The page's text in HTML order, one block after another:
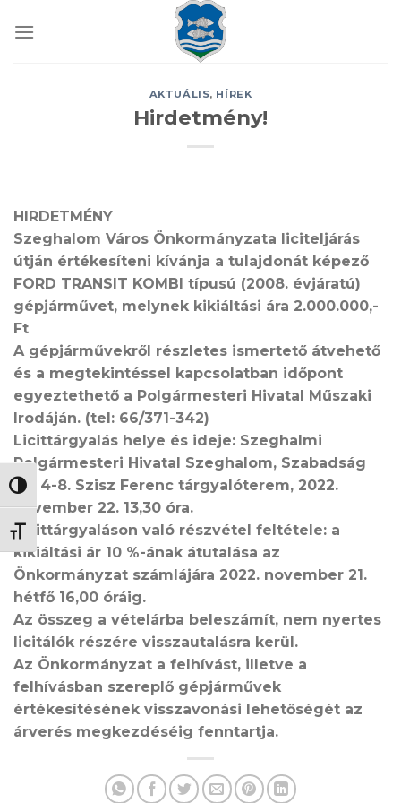
NAGY KONTRASZT VÁLTÁSA
BETŰMÉRET VÁLTÁSA
AKTUÁLIS, HÍREK
Hirdetmény!
HIRDETMÉNY
Szeghalom Város Önkormányzata liciteljárás
útján értékesíteni kívánja a tulajdonát képező
FORD TRANSIT KOMBI típusú (2008. évjáratú)
gépjárművet, melynek kikiáltási ára 2.000.000,-
Ft
A gépjárművekről részletes ismertető átvehető
és a megtekintéssel kapcsolatban időpont
egyeztethető a Polgármesteri Hivatal Műszaki
Irodáján. (tel: 66/371-342)
Licittárgyalás helye és ideje: Szeghalmi
Polgármesteri Hivatal Szeghalom, Szabadság
tér 4-8. Szisz Ferenc tárgyalóterem, 2022.
november 22. 13,30 óra.
Licittárgyaláson való részvétel feltétele: a
kikiáltási ár 10 %-ának átutalása az
Önkormányzat számlájára 2022. november 21.
hétfő 16,00 óráig.
Az összeg a vételárba beleszámít, nem nyertes
licitálók részére visszautalásra kerül.
Az Önkormányzat a felhívást, illetve a
felhívásban szereplő gépjárművek
értékesítésének visszavonási lehetőségét az
árverés megkezdéséig fenntartja.